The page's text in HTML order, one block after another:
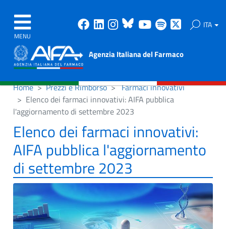
MENU
Facebook
Linkedin
Instagram
Bluesky
Youtube
Spotify ITA
Agenzia Italiana del Farmaco
Home Prezzi e Rimborso
Farmaci innovativi
Elenco dei farmaci innovativi: AIFA pubblica
l'aggiornamento di settembre 2023
Elenco dei farmaci innovativi:
AIFA pubblica l'aggiornamento
di settembre 2023